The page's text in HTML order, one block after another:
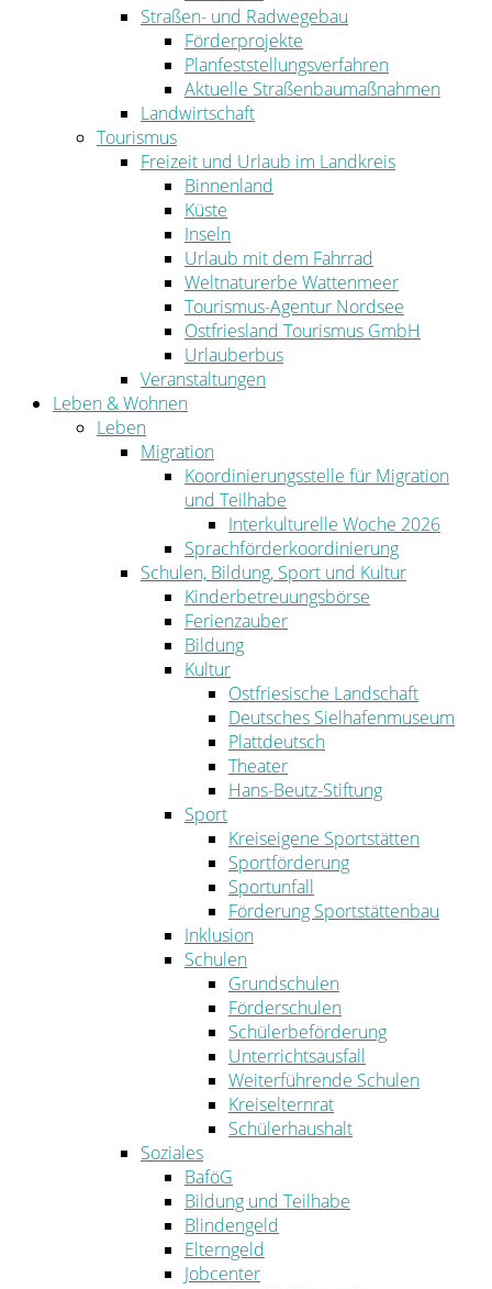
Straßen- und Radwegebau
Förderprojekte
Planfeststellungsverfahren
Aktuelle Straßenbaumaßnahmen
Landwirtschaft
Tourismus
Freizeit und Urlaub im Landkreis
Binnenland
Küste
Inseln
Urlaub mit dem Fahrrad
Weltnaturerbe Wattenmeer
Tourismus-Agentur Nordsee
Ostfriesland Tourismus GmbH
Urlauberbus
Veranstaltungen
Leben & Wohnen
Leben
Migration
Koordinierungsstelle für Migration
und Teilhabe
Interkulturelle Woche 2026
Sprachförderkoordinierung
Schulen, Bildung, Sport und Kultur
Kinderbetreuungsbörse
Ferienzauber
Bildung
Kultur
Ostfriesische Landschaft
Deutsches Sielhafenmuseum
Plattdeutsch
Theater
Hans-Beutz-Stiftung
Sport
Kreiseigene Sportstätten
Sportförderung
Sportunfall
Förderung Sportstättenbau
Inklusion
Schulen
Grundschulen
Förderschulen
Schülerbeförderung
Unterrichtsausfall
Weiterführende Schulen
Kreiselternrat
Schülerhaushalt
Soziales
BaföG
Bildung und Teilhabe
Blindengeld
Elterngeld
Jobcenter